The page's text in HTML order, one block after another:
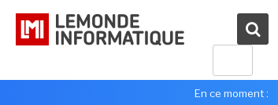
En ce moment :